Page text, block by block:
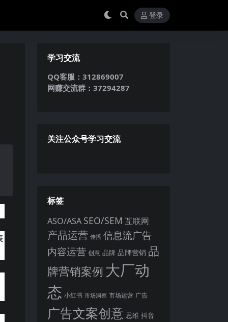
登录
学习交流
QQ客服：312869007
网赚交流群：37294287
关注公众号学习交流
标签
ASO/ASA SEO/SEM 互联网
产品运营 传播 信息流广告
内容运营 创意 品牌 品牌营销 品
牌营销案例 大厂动
态 小红书 市场洞察 市场运营 广告
广告文案创意 思维 抖音